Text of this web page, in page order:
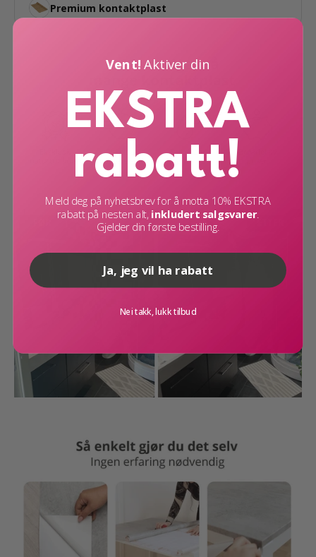
Design: Limewash effekt
Undertone: Varm
Tekstur: Lett strukturert, kalkmaling effekt
Selvklebende: Ja
Underlag: Glatte og rene flater
Vedlikehold: Tørkes med fuktig klut
Premium kontaktplast
Vent! Aktiver din
EKSTRA
rabatt!
Meld deg på nyhetsbrev for å motta 10% EKSTRA
rabatt på nesten alt, inkludert salgsvarer.
Gjelder din første bestilling.
Ja, jeg vil ha rabatt
Nei takk, lukk tilbud